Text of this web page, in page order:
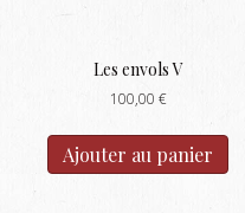
Les envols V
100,00 €
Ajouter au panier